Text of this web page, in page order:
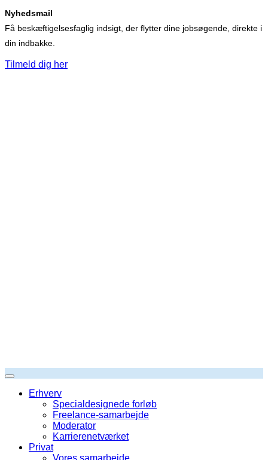
Nyhedsmail
Få beskæftigelsesfaglig indsigt, der flytter dine jobsøgende, direkte i
din indbakke.
Tilmeld dig her
Erhverv
Specialdesignede forløb
Freelance-samarbejde
Moderator
Karrierenetværket
Privat